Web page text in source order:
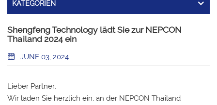
KATEGORIEN
Shengfeng Technology lädt Sie zur NEPCON
Thailand 2024 ein
JUNE 03, 2024
Lieber Partner:
Wir laden Sie herzlich ein, an der NEPCON Thailand